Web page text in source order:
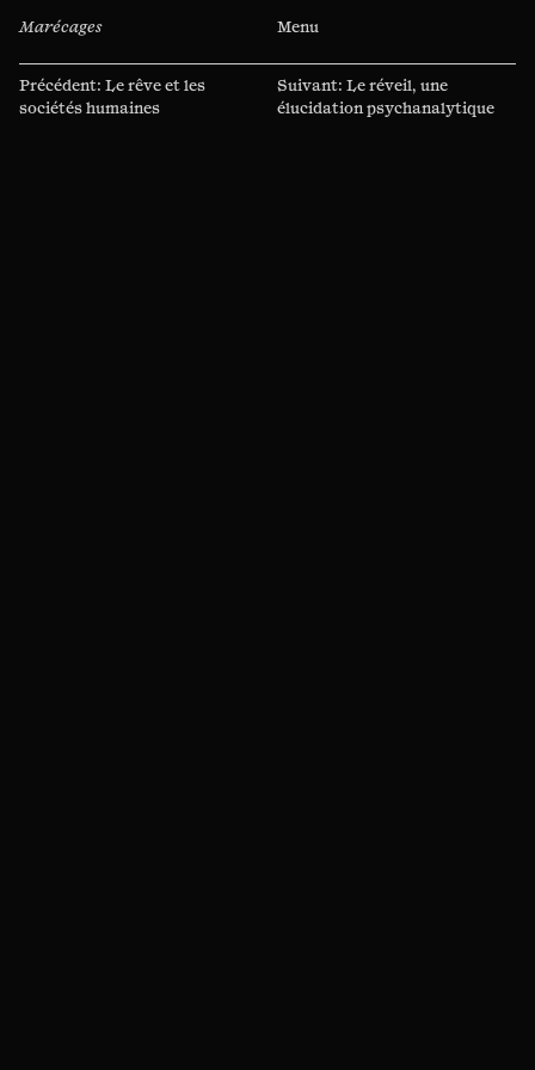
Marécages Menu
Navigation
de
Précédent: Le rêve et les
sociétés humaines
Suivant: Le réveil, une
élucidation psychanalytique